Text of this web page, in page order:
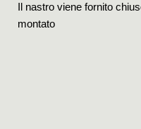
Il nastro viene fornito
montato